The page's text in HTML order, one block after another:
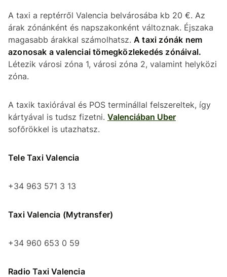
A taxi a reptérről Valencia belvárosába kb 20 €. Az
árak zónánként és napszakonként változnak. Éjszaka
magasabb árakkal számolhatsz. A taxi zónák nem
azonosak a valenciai tömegközlekedés zónáival.
Létezik városi zóna 1, városi zóna 2, valamint helyközi
zóna.
A taxik taxiórával és POS terminállal felszereltek, így
kártyával is tudsz fizetni. Valenciában Uber
sofőrökkel is utazhatsz.
Tele Taxi Valencia
+34 963 571 3 13
Taxi Valencia (Mytransfer)
+34 960 653 0 59
Radio Taxi Valencia